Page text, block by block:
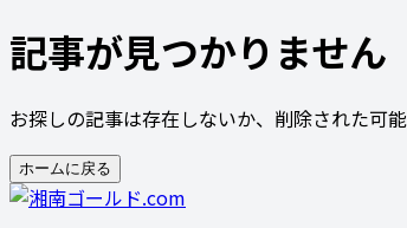
記事が見つかりません
お探しの記事は存在しないか、削除された可能
ホームに戻る